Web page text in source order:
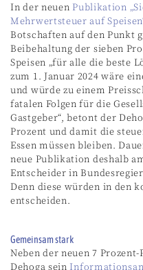
In der neuen Publikation
Mehrwertsteuer auf
Botschaften auf den Punkt
Beibehaltung der sieben
Speisen „für alle die beste
zum 1. Januar 2024 wäre
und würde zu einem
fatalen Folgen für die
Gastgeber“, betont der
Prozent und damit die
Essen müssen bleiben.
neue Publikation deshalb
Entscheider in
Denn diese würden in den
entscheiden.
Gemeinsam stark
Neben der neuen 7
Dehoga sein